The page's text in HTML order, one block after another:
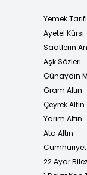
Yemek
Ayetel Kürsi
Saatlerin
Aşk Sözleri
Günaydın
Gram Altın
Çeyrek Altın
Yarım Altın
Ata Altın
Cumhuriyet
22 Ayar